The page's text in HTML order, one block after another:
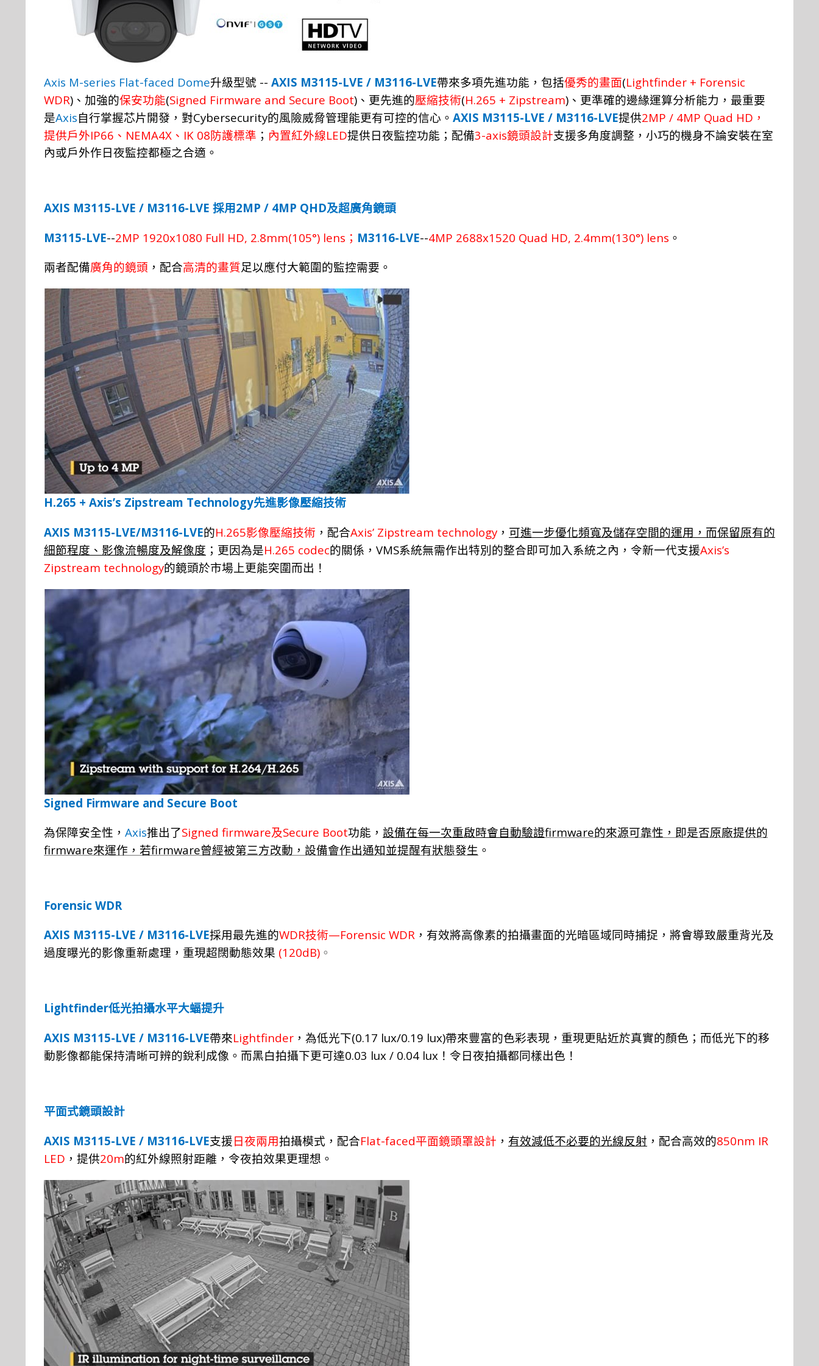
Axis M-series Flat-faced Dome升級型號 -- AXIS M3115-LVE / M3116-LVE帶來多項先進功能， 包括優秀的畫面(Lightfinder + Forensic
WDR) 、 加強的保安功能(Signed Firmware and Secure Boot) 、 更先進的壓縮技術(H.265 + Zipstream) 、 更準確的邊緣運算分析能力， 最重要
是Axis自行掌握芯片開發， 對Cybersecurity的風險威脅管理能更有可控的信心。 AXIS M3115-LVE / M3116-LVE提供2MP / 4MP Quad HD ，
提供戶外IP66 、 NEMA4X 、 IK 08防護標準 ； 內置紅外線LED提供日夜監控功能；配備3-axis鏡頭設計支援多角度調整，小巧的機身不論安裝在室
內或戶外作日夜監控都極之合適。
AXIS M3115-LVE / M3116-LVE 採用2MP / 4MP QHD及超廣角鏡頭
M3115-LVE--2MP 1920x1080 Full HD, 2.8mm(105°) lens ； M3116-LVE--4MP 2688x1520 Quad HD, 2.4mm(130°) lens 。
兩者配備廣角的鏡頭 ，配合高清的畫質足以應付大範圍的監控需要。
H.265 + Axis’s Zipstream Technology先進影像壓縮技術
AXIS M3115-LVE/M3116-LVE的H.265影像壓縮技術 ， 配合Axis’ Zipstream technology ， 可進一步優化頻寬及儲存空間的運用，而保留原有的
細節程度、影像流暢度及解像度 ；更因為是H.265 codec的關係， VMS系統無需作出特別的整合即可加入系統之內，令新一代支援Axis’s
Zipstream technology的鏡頭於市場上更能突圍而出！
Signed Firmware and Secure Boot
為保障安全性， Axis推出了Signed firmware及Secure Boot功能， 設備在每一次重啟時會自動驗證firmware的來源可靠性，即是否原廠提供的
firmware來運作， 若firmware曾經被第三方改動 ， 設備會作出通知並提醒有狀態發生 。
Forensic WDR
AXIS M3115-LVE / M3116-LVE採用最先進的WDR技術—Forensic WDR ，有效將高像素的拍攝畫面的光暗區域同時捕捉，將會導致嚴重背光及
過度曝光的影像重新處理，重現超闊動態效果 (120dB) 。
Lightfinder低光拍攝水平大蝠提升
AXIS M3115-LVE / M3116-LVE帶來Lightfinder ， 為低光下(0.17 lux/0.19 lux)帶來豐富的色彩表現 ， 重現更貼近於真實的顏色； 而低光下的移
動影像都能保持清晰可辨的銳利 成像 。 而黑白拍攝下更可達0.03 lux / 0.04 lux ！ 令日夜拍攝都同樣出色 ！
平面式鏡頭設計
AXIS M3115-LVE / M3116-LVE支援 日夜兩用拍攝模式，配合Flat-faced平面鏡頭罩設計 ， 有效減低不必要的光線反射 ，配合高效的850nm IR
LED ，提供20m的紅外線照射距離，令夜拍效果更理想。